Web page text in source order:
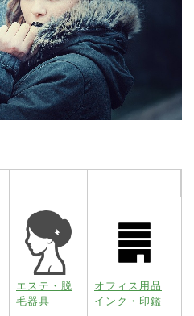
エステ・脱
毛器具
オフィス用品
インク・印鑑